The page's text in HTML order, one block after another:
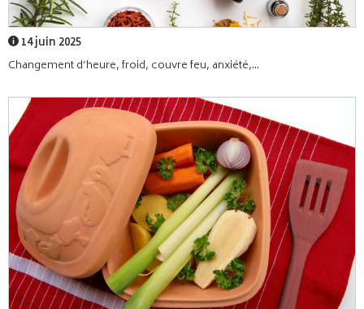
14 juin 2025
Changement d’heure, froid, couvre feu, anxiété,...